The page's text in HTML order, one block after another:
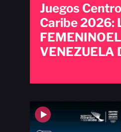
Juegos
Caribe 2026:
VENEZUELA